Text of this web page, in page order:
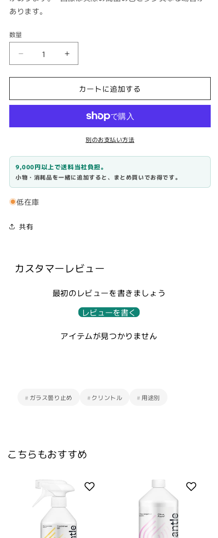
あります。
数
数量
ォ
ガ
+
(曇
り
止
｜
Cleantle
量
ア
ォ
ガ
+
(曇
り
量
増
カートに追加する
別のお支払い方法
9,000円以上で送料当社負担。
小物・消耗品を一緒に追加すると、まとめ買いでお得です。
低在庫
共有
カスタマーレビュー
最初のレビューを書きましょう
レビューを書く
アイテムが見つかりません
# ガラス曇り止め #クリントル # 用途別
こちらもおすすめ